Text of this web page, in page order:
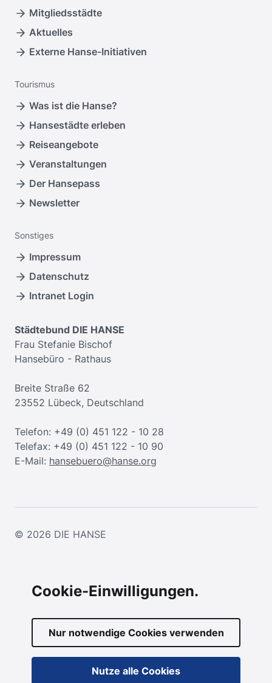
Cookie-Einwilligungen.
Nur notwendige Cookies verwenden
Nutze alle Cookies
Mitgliedsstädte
Aktuelles
Externe Hanse-Initiativen
Tourismus
Was ist die Hanse?
Hansestädte erleben
Reiseangebote
Veranstaltungen
Der Hansepass
Newsletter
Sonstiges
Impressum
Datenschutz
Intranet Login
Städtebund DIE HANSE
Frau Stefanie Bischof
Hansebüro - Rathaus
Breite Straße 62
23552 Lübeck, Deutschland
Telefon: +49 (0) 451 122 - 10 28
Telefax: +49 (0) 451 122 - 10 90
E-Mail: hansebuero@hanse.org
© 2026 DIE HANSE